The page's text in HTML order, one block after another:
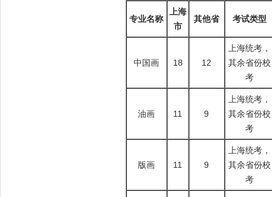
专业名称
上海
市
其他省 考试类型
中国画 18 12
上海统考，
其余省份校
考
油画 11 9
上海统考，
其余省份校
考
版画 11 9
上海统考，
其余省份校
考